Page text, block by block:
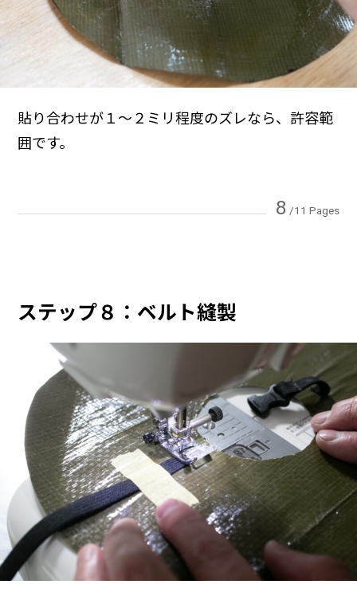
貼り合わせが１〜２ミリ程度のズレなら、許容範
囲です。
8 /11 Pages
ステップ８：ベルト縫製